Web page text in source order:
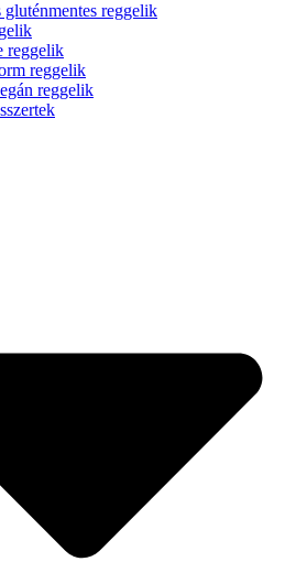
gluténmentes reggelik
reggelik
reggelik
reggelik